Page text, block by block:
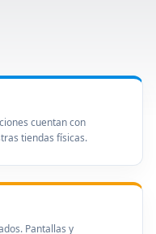
cuentan con
tiendas físicas.
Pantallas y